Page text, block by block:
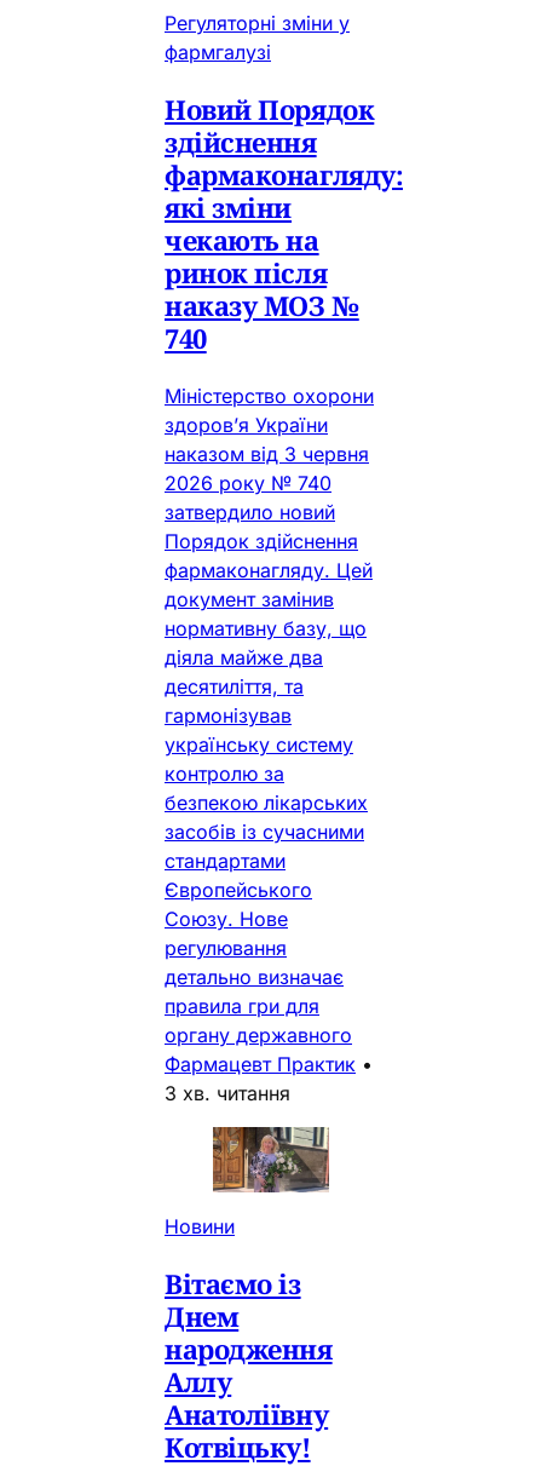
Регуляторні зміни у
фармгалузі
Новий Порядок
здійснення
фармаконагляду:
які зміни
чекають на
ринок після
наказу МОЗ №
740
Міністерство охорони
здоров’я України
наказом від 3 червня
2026 року № 740
затвердило новий
Порядок здійснення
фармаконагляду. Цей
документ замінив
нормативну базу, що
діяла майже два
десятиліття, та
гармонізував
українську систему
контролю за
безпекою лікарських
засобів із сучасними
стандартами
Європейського
Союзу. Нове
регулювання
детально визначає
правила гри для
органу державного
Фармацевт Практик •
3 хв. читання
Новини
Вітаємо із
Днем
народження
Аллу
Анатоліївну
Котвіцьку!